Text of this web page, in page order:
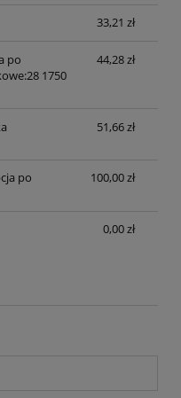
33,21 zł
po
1750
44,28 zł
51,66 zł
po
100,00 zł
0,00 zł